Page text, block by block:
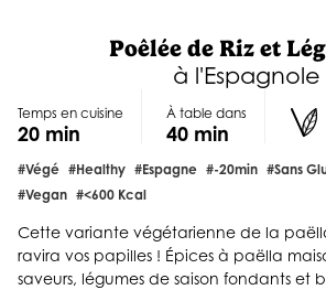
Poêlée de Riz et
à l'Espagnole
Temps en cuisine
20 min
À table dans
40 min
#végé #healthy #Espagne #-20min #sans
#vegan #<600 Kcal
Cette variante végétarienne de la
ravira vos papilles ! Épices à paëlla
saveurs, légumes de saison fondants et